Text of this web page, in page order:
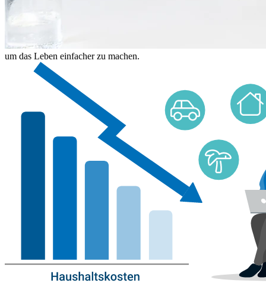
um das Leben einfacher zu machen.